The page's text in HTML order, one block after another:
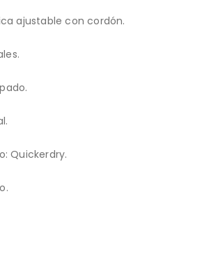
ajustable con cordón.
Quickerdry.